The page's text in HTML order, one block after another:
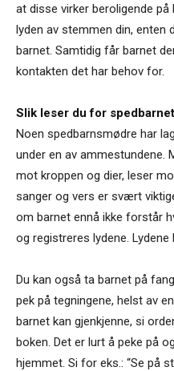
at disse virker beroligende
lyden av stemmen din, enten
barnet. Samtidig får barnet
kontakten det har behov for.
Slik leser du for
Noen spedbarnsmødre har
under en av ammestundene.
mot kroppen og dier, leser
sanger og vers er svært
om barnet ennå ikke forstår
og registreres lydene. Lydene
Du kan også ta barnet på
pek på tegningene, helst av
barnet kan gjenkjenne, si
boken. Det er lurt å peke på
hjemmet. Si for eks.: “Se på